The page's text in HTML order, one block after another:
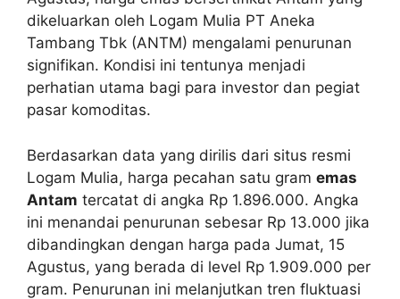
dikeluarkan oleh Logam Mulia PT Aneka
Tambang Tbk (ANTM) mengalami penurunan
signifikan. Kondisi ini tentunya menjadi
perhatian utama bagi para investor dan pegiat
pasar komoditas.
Berdasarkan data yang dirilis dari situs resmi
Logam Mulia, harga pecahan satu gram emas
Antam tercatat di angka Rp 1.896.000. Angka
ini menandai penurunan sebesar Rp 13.000 jika
dibandingkan dengan harga pada Jumat, 15
Agustus, yang berada di level Rp 1.909.000 per
gram. Penurunan ini melanjutkan tren fluktuasi